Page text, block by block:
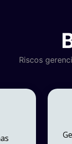
Riscos